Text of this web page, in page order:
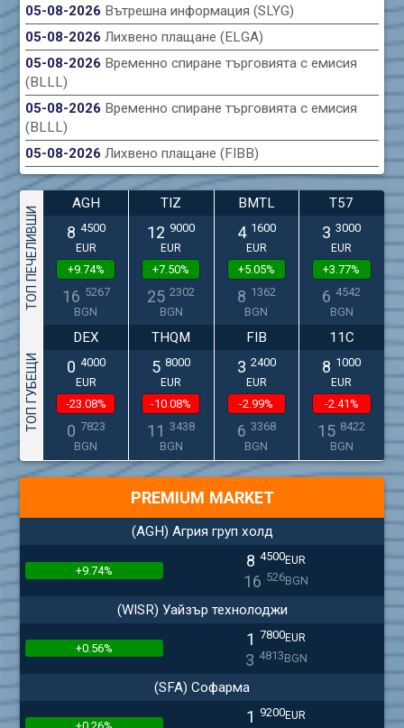
05-08-2026 Вътрешна информация (SLYG)
05-08-2026Лихвено плащане (ELGA)
05-08-2026 Временно спиране търговията с емисия
(BLLL)
05-08-2026 Временно спиране търговията с емисия
(BLLL)
05-08-2026Лихвено плащане (FIBB)
ТОП ПЕЧЕЛИВШИ
AGH
8 4500
EUR
+9.74%
16 5267
BGN
TIZ
12 9000
EUR
+7.50%
25 2302
BGN
BMTL
4 1600
EUR
+5.05%
8 1362
BGN
T57
3 3000
EUR
+3.77%
6 4542
BGN
ТОП ГУБЕЩИ
DEX
0 4000
EUR
-23.08%
0 7823
BGN
THQM
5 8000
EUR
-10.08%
11 3438
BGN
FIB
3 2400
EUR
-2.99%
6 3368
BGN
11C
8 1000
EUR
-2.41%
15 8422
BGN
PREMIUM MARKET
(AGH) Агрия груп холд
+9.74% 8 4500EUR
16 526BGN
(WISR) Уайзър технолоджи
+0.56% 1 7800EUR
3 4813 BGN
(SFA) Софарма
1 9200EUR